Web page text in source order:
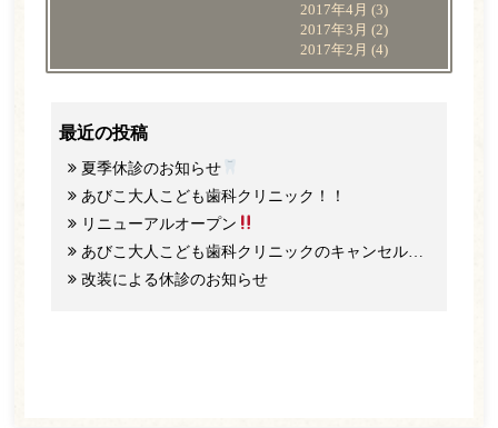
2017年4月 (3)
2017年3月 (2)
2017年2月 (4)
最近の投稿
夏季休診のお知らせ
あびこ大人こども歯科クリニック！！
リニューアルオープン
あびこ大人こども歯科クリニックのキャンセル料と予約のご協力について
改装による休診のお知らせ